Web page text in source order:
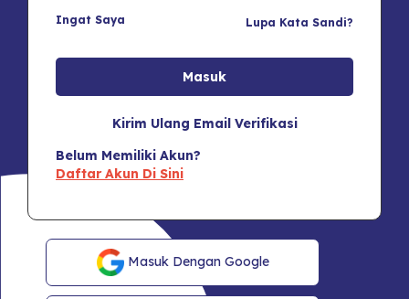
Ingat Saya Lupa Kata Sandi?
Kirim Ulang Email Verifikasi
Belum Memiliki Akun?
Daftar Akun Di Sini
Masuk Dengan Google